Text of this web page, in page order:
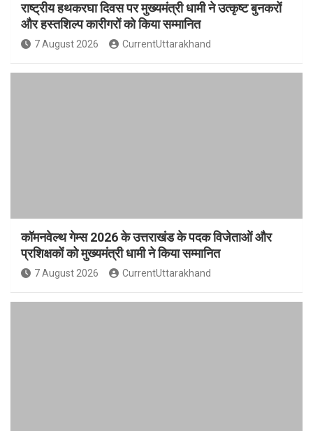
राष्ट्रीय हथकरघा दिवस पर मुख्यमंत्री धामी ने उत्कृष्ट बुनकरों
और हस्तशिल्प कारीगरों को किया सम्मानित
7 August 2026 CurrentUttarakhand
कॉमनवेल्थ गेम्स 2026 के उत्तराखंड के पदक विजेताओं और
प्रशिक्षकों को मुख्यमंत्री धामी ने किया सम्मानित
7 August 2026 CurrentUttarakhand